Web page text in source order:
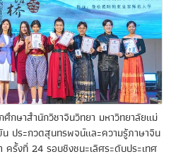
กษาสำนักวิชาจีนวิทยา มหาวิทยาลัยแม่
น ประกวดสุนทรพจน์และความรู้ภาษาจีน
รั้งที่ 24 รอบชิงชนะเลิศระดับประเทศ